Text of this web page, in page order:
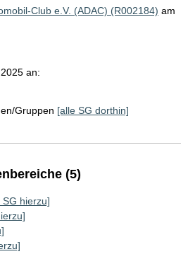
Club e.V. (ADAC) (R002184) am
an:
Gruppen [alle SG dorthin]
(5)
SG hierzu]